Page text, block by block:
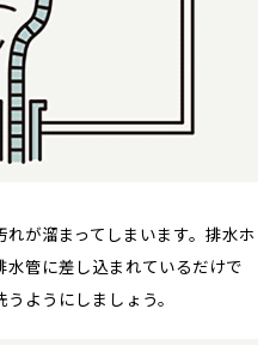
が溜まってしまいます。排水ホ
管に差し込まれているだけで
ようにしましょう。